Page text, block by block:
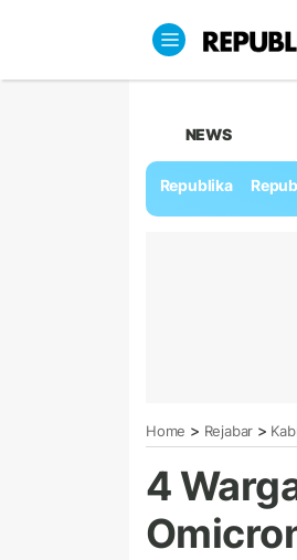
NEWS
Republika
Home > Rejabar >
4